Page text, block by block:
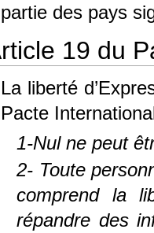
partie des pays
19 du
La liberté
Pacte
1-Nul ne peut
2- Toute
comprend la
répandre des